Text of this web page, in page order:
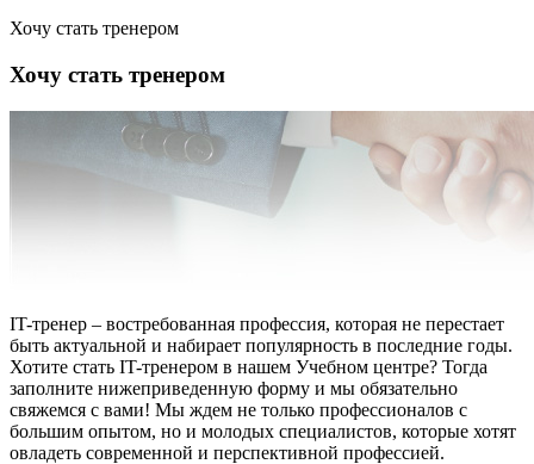
Хочу стать тренером
Хочу стать тренером
IT-тренер – востребованная профессия, которая не перестает
быть актуальной и набирает популярность в последние годы.
Хотите стать IT-тренером в нашем Учебном центре? Тогда
заполните нижеприведенную форму и мы обязательно
свяжемся с вами! Мы ждем не только профессионалов с
большим опытом, но и молодых специалистов, которые хотят
овладеть современной и перспективной профессией.